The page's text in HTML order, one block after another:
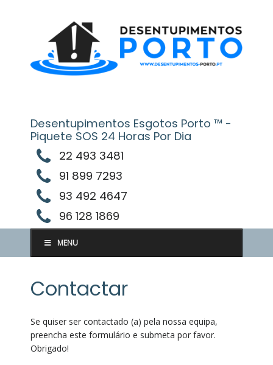
Desentupimentos Esgotos Porto ™ -
Piquete SOS 24 Horas Por Dia
22 493 3481
91 899 7293
93 492 4647
96 128 1869
MENU
Contactar
Se quiser ser contactado (a) pela nossa equipa,
preencha este formulário e submeta por favor.
Obrigado!